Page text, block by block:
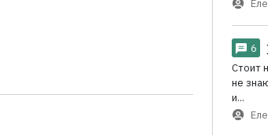
6
Стоит
не
и...